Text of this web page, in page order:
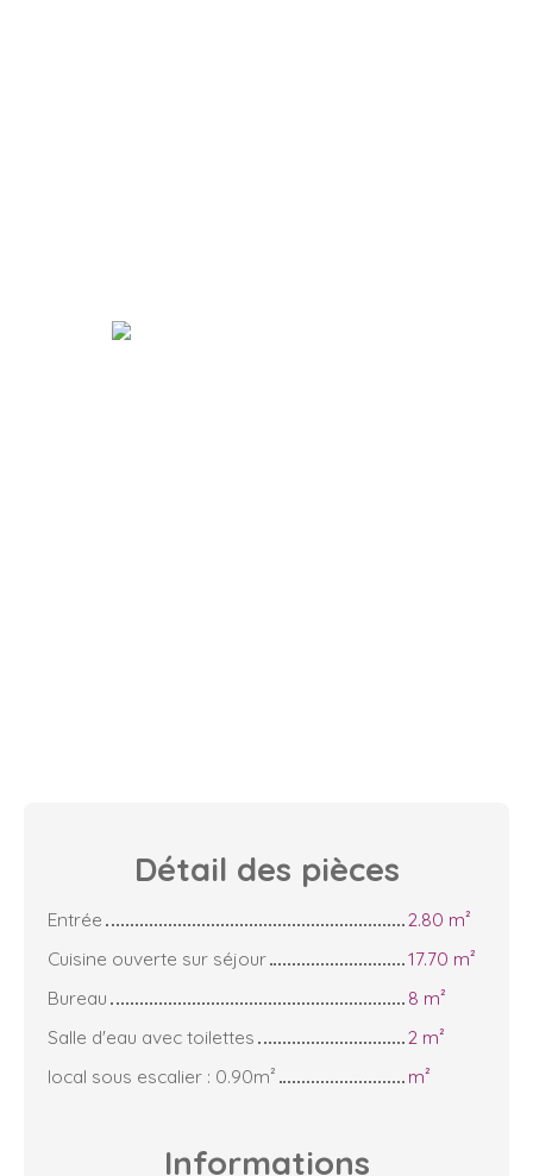
Détail des pièces
Entrée
2.80 m²
Cuisine ouverte sur séjour
17.70 m²
Bureau
8 m²
Salle d'eau avec toilettes
2 m²
local sous escalier : 0.90m²
m²
Informations